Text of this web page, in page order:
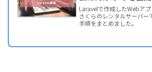
Laravelで作成したWebアプ
さくらのレンタルサーバー
手順をまとめました。